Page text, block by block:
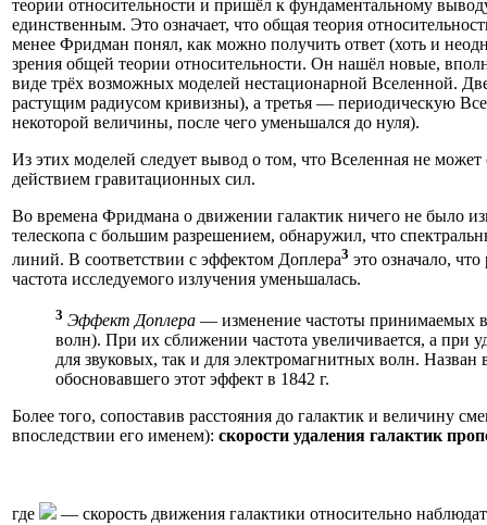
теории относительности и пришёл к фундаментальному
единственным. Это означает, что общая теория
менее Фридман понял, как можно получить ответ (хоть и
зрения общей теории относительности. Он нашёл новые,
виде трёх возможных моделей нестационарной Вселенной.
растущим радиусом кривизны), а третья — периодическую
некоторой величины, после чего уменьшался до нуля).
Из этих моделей следует вывод о том, что Вселенная не
действием гравитационных сил.
Во времена Фридмана о движении галактик ничего не было
телескопа с большим разрешением, обнаружил, что
линий. В соответствии с эффектом Доплера3 это означало,
частота исследуемого излучения уменьшалась.
3 Эффект Доплера — изменение частоты принимаемых
волн). При их сближении частота увеличивается, а при
для звуковых, так и для электромагнитных волн.
обосновавшего этот эффект в 1842 г.
Более того, сопоставив расстояния до галактик и величину
впоследствии его именем): скорости удаления галактик
где
— скорость движения галактики относительно